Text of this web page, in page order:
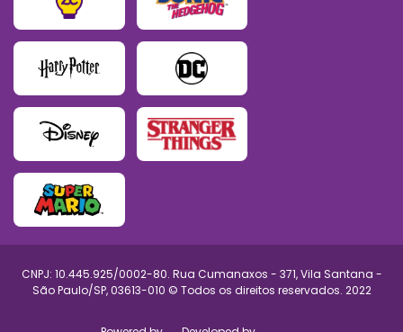
CNPJ: 10.445.925/0002-80. Rua Cumanaxos - 371, Vila Santana -
São Paulo/SP, 03613-010 © Todos os direitos reservados. 2022